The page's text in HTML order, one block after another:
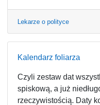
Lekarze o polityce
Kalendarz foliarza
Czyli zestaw dat
spiskową, a już
rzeczywistością. Daty